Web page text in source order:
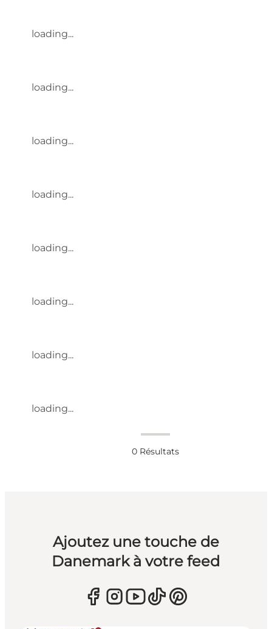
loading...
loading...
loading...
loading...
loading...
loading...
loading...
loading...
0 Résultats
Ajoutez une touche de
Danemark à votre feed